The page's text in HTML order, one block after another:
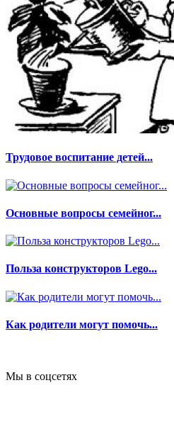
Трудовое воспитание детей...
Основные вопросы семейног...
Польза конструкторов Lego...
Как родители могут помочь...
Мы в соцсетях